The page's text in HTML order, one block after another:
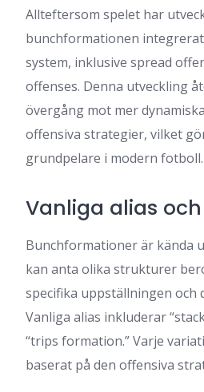
Allteftersom spelet har
bunchformationen
system, inklusive spread
offenses. Denna utveckling
övergång mot mer
offensiva strategier, vilket
grundpelare i modern fotboll.
Vanliga alias
Bunchformationer är kända
kan anta olika strukturer
specifika uppställningen och
Vanliga alias inkluderar
“trips formation.” Varje
baserat på den offensiva